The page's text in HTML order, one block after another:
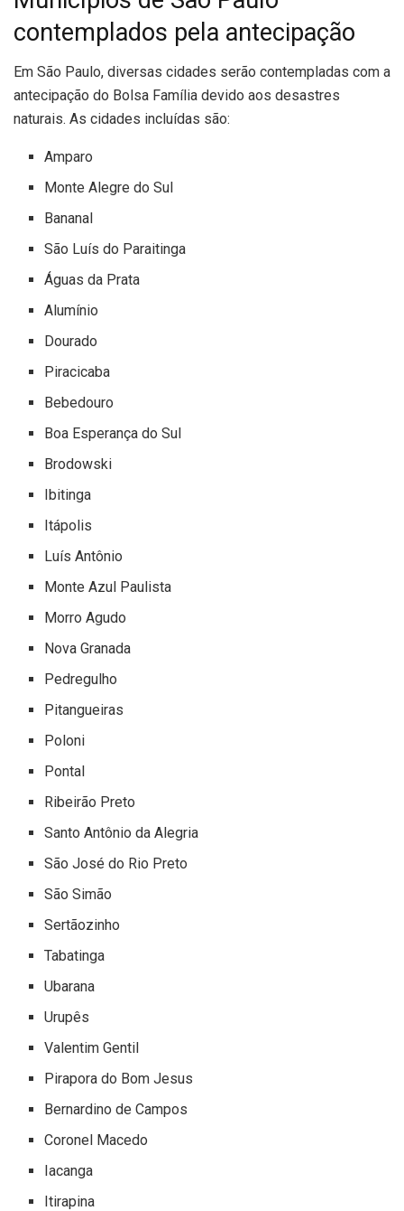
contemplados pela antecipação
Em São Paulo, diversas cidades serão contempladas com a
antecipação do Bolsa Família devido aos desastres
naturais. As cidades incluídas são:
Amparo
Monte Alegre do Sul
Bananal
São Luís do Paraitinga
Águas da Prata
Alumínio
Dourado
Piracicaba
Bebedouro
Boa Esperança do Sul
Brodowski
Ibitinga
Itápolis
Luís Antônio
Monte Azul Paulista
Morro Agudo
Nova Granada
Pedregulho
Pitangueiras
Poloni
Pontal
Ribeirão Preto
Santo Antônio da Alegria
São José do Rio Preto
São Simão
Sertãozinho
Tabatinga
Ubarana
Urupês
Valentim Gentil
Pirapora do Bom Jesus
Bernardino de Campos
Coronel Macedo
Iacanga
Itirapina